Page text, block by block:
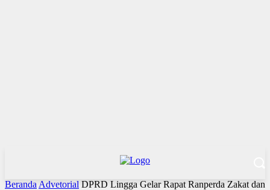
Beranda Advetorial DPRD Lingga Gelar Rapat Ranperda Zakat dan